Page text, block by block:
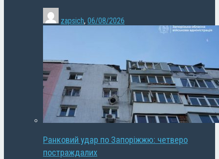
zapsich, 06/08/2026
Ранковий удар по Запоріжжю: четверо
постраждалих